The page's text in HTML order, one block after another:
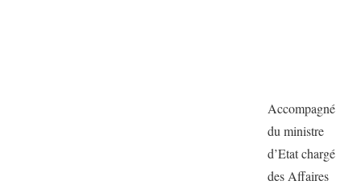
Accompagné
du ministre
d’Etat chargé
des Affaires